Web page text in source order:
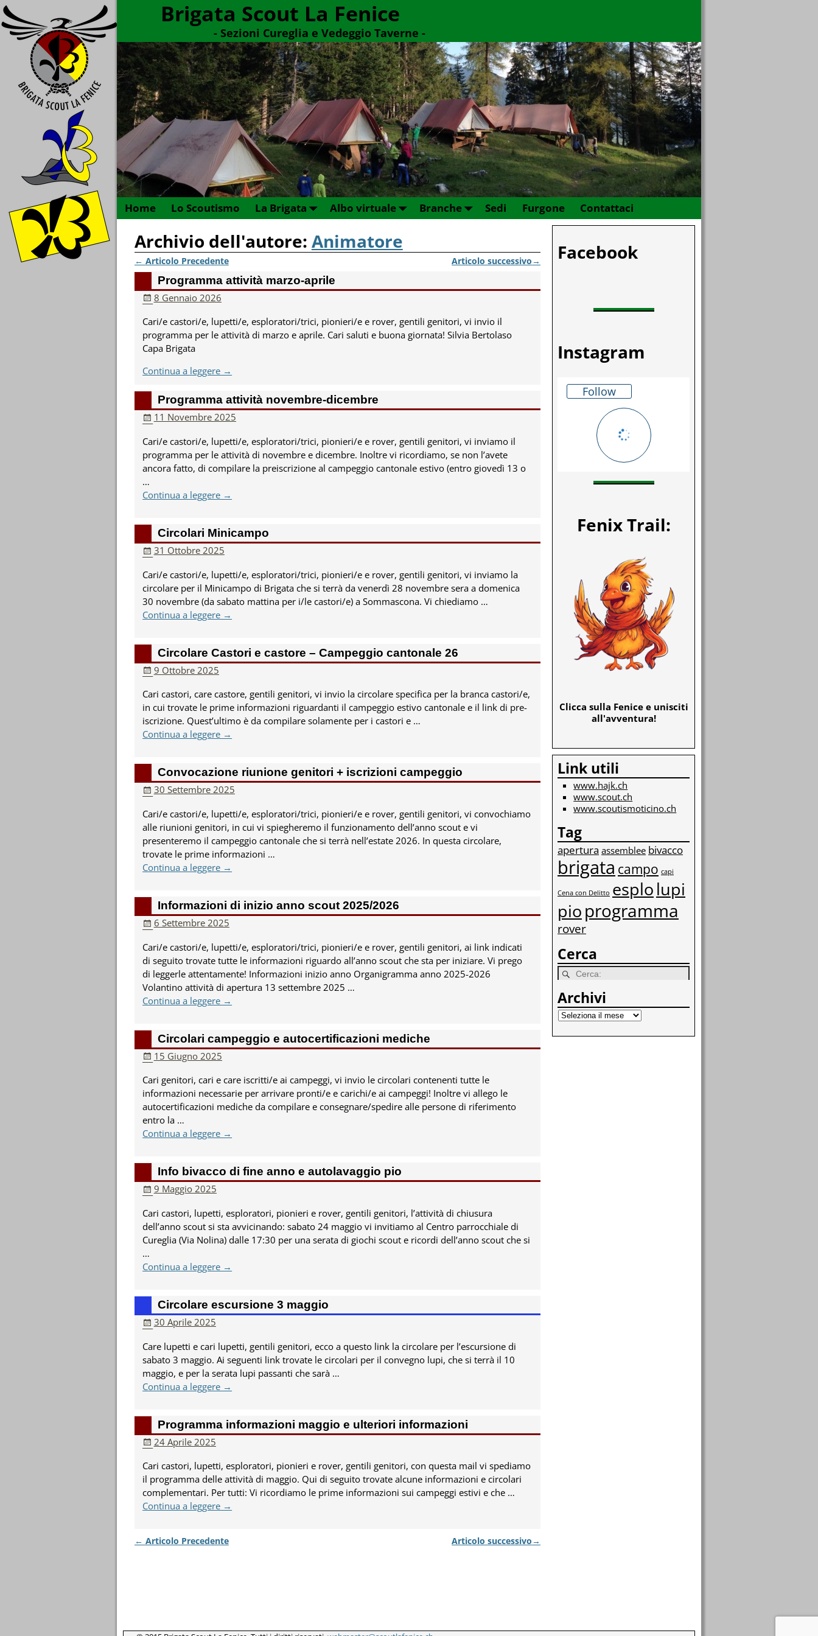
Brigata Scout La Fenice
- Sezioni Cureglia e Vedeggio Taverne -
Home Lo Scoutismo La Brigata Albo virtuale Branche Sedi Furgone Contattaci
Archivio dell'autore: Animatore
Navigazione Articoli
← Articolo Precedente Articolo successivo→
Programma attività marzo-aprile
8 Gennaio 2026
Cari/e castori/e, lupetti/e, esploratori/trici, pionieri/e e rover, gentili genitori, vi invio il
programma per le attività di marzo e aprile. Cari saluti e buona giornata! Silvia Bertolaso
Capa Brigata
Continua a leggere →
Programma attività novembre-dicembre
11 Novembre 2025
Cari/e castori/e, lupetti/e, esploratori/trici, pionieri/e e rover, gentili genitori, vi inviamo il
programma per le attività di novembre e dicembre. Inoltre vi ricordiamo, se non l’avete
ancora fatto, di compilare la preiscrizione al campeggio cantonale estivo (entro giovedì 13 o
…
Continua a leggere →
Circolari Minicampo
31 Ottobre 2025
Cari/e castori/e, lupetti/e, esploratori/trici, pionieri/e e rover, gentili genitori, vi inviamo la
circolare per il Minicampo di Brigata che si terrà da venerdì 28 novembre sera a domenica
30 novembre (da sabato mattina per i/le castori/e) a Sommascona. Vi chiediamo …
Continua a leggere →
Circolare Castori e castore – Campeggio cantonale 26
9 Ottobre 2025
Cari castori, care castore, gentili genitori, vi invio la circolare specifica per la branca castori/e,
in cui trovate le prime informazioni riguardanti il campeggio estivo cantonale e il link di pre-
iscrizione. Quest’ultimo è da compilare solamente per i castori e …
Continua a leggere →
Convocazione riunione genitori + iscrizioni campeggio
30 Settembre 2025
Cari/e castori/e, lupetti/e, esploratori/trici, pionieri/e e rover, gentili genitori, vi convochiamo
alle riunioni genitori, in cui vi spiegheremo il funzionamento dell’anno scout e vi
presenteremo il campeggio cantonale che si terrà nell’estate 2026. In questa circolare,
trovate le prime informazioni …
Continua a leggere →
Informazioni di inizio anno scout 2025/2026
6 Settembre 2025
Cari/e castori/e, lupetti/e, esploratori/trici, pionieri/e e rover, gentili genitori, ai link indicati
di seguito trovate tutte le informazioni riguardo all’anno scout che sta per iniziare. Vi prego
di leggerle attentamente! Informazioni inizio anno Organigramma anno 2025-2026
Volantino attività di apertura 13 settembre 2025 …
Continua a leggere →
Circolari campeggio e autocertificazioni mediche
15 Giugno 2025
Cari genitori, cari e care iscritti/e ai campeggi, vi invio le circolari contenenti tutte le
informazioni necessarie per arrivare pronti/e e carichi/e ai campeggi! Inoltre vi allego le
autocertificazioni mediche da compilare e consegnare/spedire alle persone di riferimento
entro la …
Continua a leggere →
Info bivacco di fine anno e autolavaggio pio
9 Maggio 2025
Cari castori, lupetti, esploratori, pionieri e rover, gentili genitori, l’attività di chiusura
dell’anno scout si sta avvicinando: sabato 24 maggio vi invitiamo al Centro parrocchiale di
Cureglia (Via Nolina) dalle 17:30 per una serata di giochi scout e ricordi dell’anno scout che si
…
Continua a leggere →
Circolare escursione 3 maggio
30 Aprile 2025
Care lupetti e cari lupetti, gentili genitori, ecco a questo link la circolare per l’escursione di
sabato 3 maggio. Ai seguenti link trovate le circolari per il convegno lupi, che si terrà il 10
maggio, e per la serata lupi passanti che sarà …
Continua a leggere →
Programma informazioni maggio e ulteriori informazioni
24 Aprile 2025
Cari castori, lupetti, esploratori, pionieri e rover, gentili genitori, con questa mail vi spediamo
il programma delle attività di maggio. Qui di seguito trovate alcune informazioni e circolari
complementari. Per tutti: Vi ricordiamo le prime informazioni sui campeggi estivi e che …
Continua a leggere →
← Articolo Precedente Articolo successivo→
Facebook
Instagram
Follow
Fenix Trail:
Clicca sulla Fenice e unisciti
all'avventura!
Link utili
www.hajk.ch
www.scout.ch
www.scoutismoticino.ch
Tag
apertura assemblee bivacco
brigata campo capi
Cena con Delitto esplolupi
pioprogramma
rover
Cerca
Archivi